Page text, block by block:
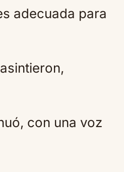
adecuada para
con una voz